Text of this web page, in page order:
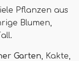
Pflanzen aus
Blumen,
Garten, Kakte,